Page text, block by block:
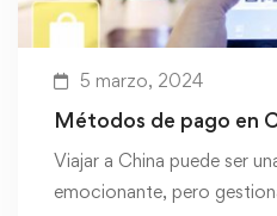
5 marzo, 2024
Métodos de pago en
Viajar a China puede ser
emocionante, pero